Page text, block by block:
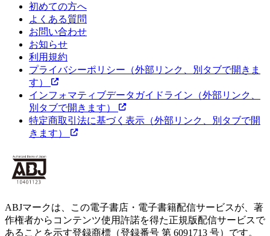
初めての方へ
よくある質問
お問い合わせ
お知らせ
利用規約
プライバシーポリシー （外部リンク、別タブで開きま
す）
インフォマティブデータガイドライン （外部リンク、
別タブで開きます）
特定商取引法に基づく表示 （外部リンク、別タブで開
きます）
ABJマークは、この電子書店・電子書籍配信サービスが、著
作権者からコンテンツ使用許諾を得た正規版配信サービスで
あることを示す登録商標（登録番号 第 6091713 号）です。